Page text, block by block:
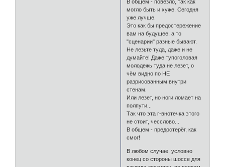
В общем - повезло, так как
могло быть и хуже. Сегодня
уже лучше.
Это как бы предостережение
вам на будущее, а то
"сценарии" разные бывают.
Не лезьте туда, даже и не
думайте! Даже тупоголовая
молодежь туда не лезет, о
чём видно по НЕ
разрисованным внутри
стенам.
Или лезет, но ноги ломает на
полпути...
Так что эта г-внотечка этого
не стоит, чесслово...
В общем - предостерёг, как
смог!
В любом случае, условно
конец со стороны шоссе для